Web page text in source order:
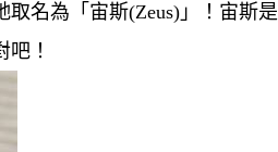
名為「宙斯(Zeus)」！宙斯是
！